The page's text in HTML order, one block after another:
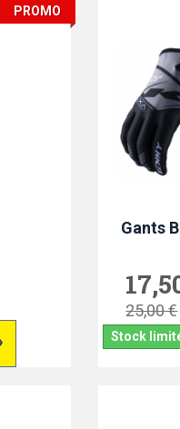
PROMO
Gants
25,00 €
Stock